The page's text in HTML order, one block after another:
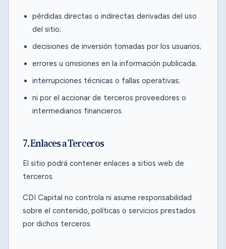
pérdidas directas o indirectas derivadas del uso
del sitio;
decisiones de inversión tomadas por los usuarios;
errores u omisiones en la información publicada;
interrupciones técnicas o fallas operativas;
ni por el accionar de terceros proveedores o
intermediarios financieros.
7. Enlaces a Terceros
El sitio podrá contener enlaces a sitios web de
terceros.
CDI Capital no controla ni asume responsabilidad
sobre el contenido, políticas o servicios prestados
por dichos terceros.